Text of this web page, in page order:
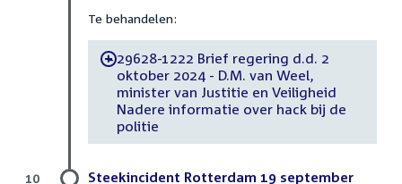
Te behandelen:
-29628-1222 Brief regering d.d. 2
oktober 2024 - D.M. van Weel,
minister van Justitie en Veiligheid
Nadere informatie over hack bij de
politie
Steekincident Rotterdam 19 september
10